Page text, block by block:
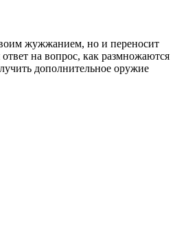
жужжанием, но и переносит
на вопрос, как размножаются
дополнительное оружие